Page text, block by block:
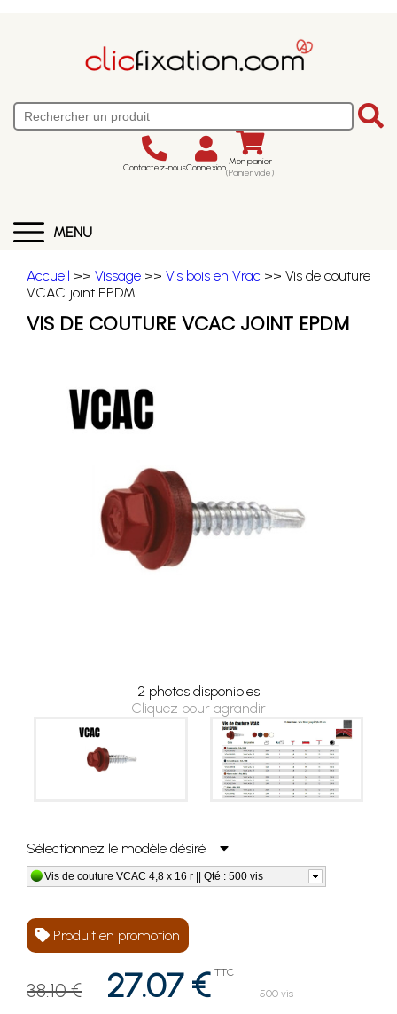
Contactez-nousConnexion Mon panier
(Panier vide)
MENU
Accueil >> Vissage >> Vis bois en Vrac >> Vis de couture
VCAC joint EPDM
VIS DE COUTURE VCAC JOINT EPDM
2 photos disponibles
Cliquez pour agrandir
Sélectionnez le modèle désiré
Vis de couture VCAC 4,8 x 16 r || Qté : 500 vis
Produit en promotion
38.10 € 27.07 € TTC
500 vis